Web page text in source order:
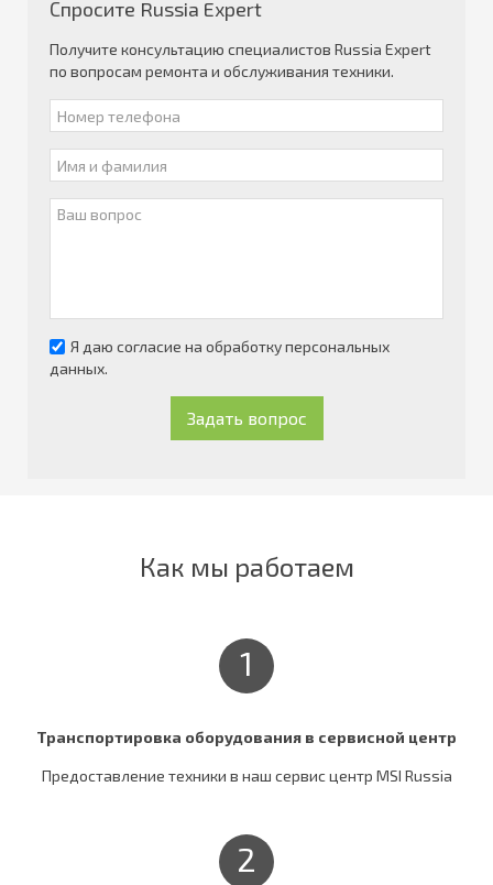
Спросите Russia Expert
Получите консультацию специалистов Russia Expert
по вопросам ремонта и обслуживания техники.
Я даю согласие на обработку персональных
данных.
Задать вопрос
Как мы работаем
1
Транспортировка оборудования в сервисной центр
Предоставление техники в наш сервис центр MSI Russia
2